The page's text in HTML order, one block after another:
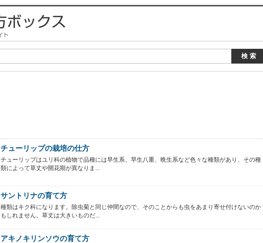
チューリップの栽培の仕方
チューリップはユリ科の植物で品種には早生系、早生八重、晩生系など色々な種類があり、その種
類によって草丈や開花期が異なりま...
サントリナの育て方
種類はキク科になります。除虫菊と同じ仲間なので、そのことからも虫をあまり寄せ付けないのか
もしれません。草丈は大きいものだ...
アキノキリンソウの育て方